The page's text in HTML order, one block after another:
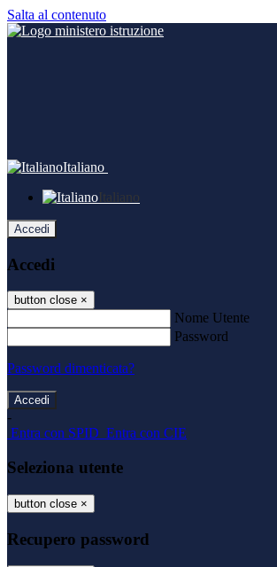
Salta al contenuto
Italiano
Italiano
Accedi
Accedi
button close ×
Nome Utente
Password
Password dimenticata?
-
Entra con SPID Entra con CIE
Seleziona utente
button close ×
Recupero password